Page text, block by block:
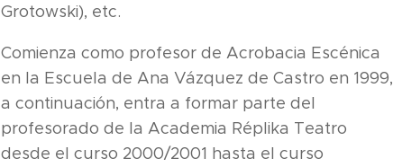
Grotowski), etc.
Comienza como profesor de Acrobacia Escénica
en la Escuela de Ana Vázquez de Castro en 1999,
a continuación, entra a formar parte del
profesorado de la Academia Réplika Teatro
desde el curso 2000/2001 hasta el curso